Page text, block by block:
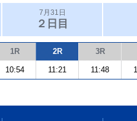
7月31日
２日目
1R 2R 3R
10:54 11:21 11:48